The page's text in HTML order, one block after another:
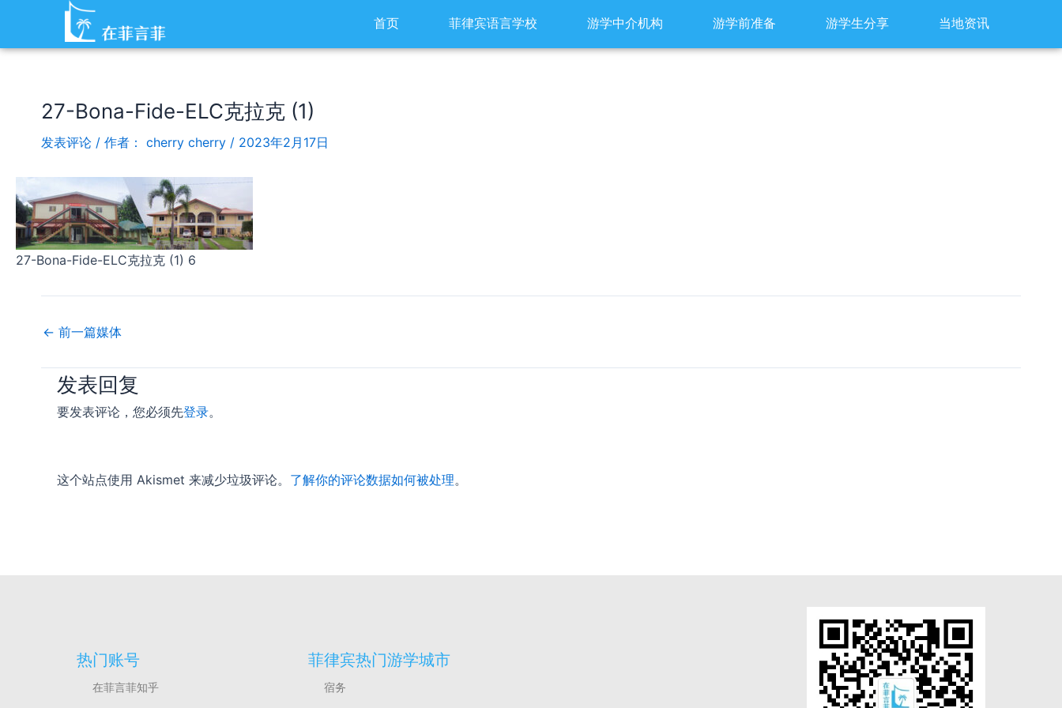
内
首页 菲律宾语言学校 游学中介机构 游学前准备 游学生分享 当地资讯
27-Bona-Fide-ELC克拉克 (1)
发表评论 / 作者： cherry cherry / 2023年2月17日
27-Bona-Fide-ELC克拉克 (1) 6
Post
navigation
← 前一篇媒体
发表回复
要发表评论，您必须先登录。
这个站点使用 Akismet 来减少垃圾评论。 了解你的评论数据如何被处理。
热门账号
在菲言菲知乎
菲律宾热门游学城市
宿务